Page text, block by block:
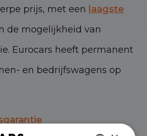
prijs, met een laagste
de mogelijkheid van
Eurocars heeft permanent
en bedrijfswagens op